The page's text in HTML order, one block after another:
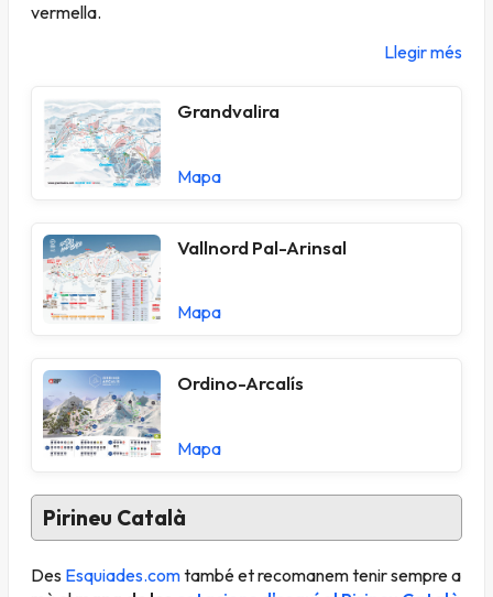
vermella.
Llegir més
Grandvalira
Mapa
Vallnord Pal-Arinsal
Mapa
Ordino-Arcalís
Mapa
Pirineu Català
Des Esquiades.comtambé et recomanem tenir sempre a